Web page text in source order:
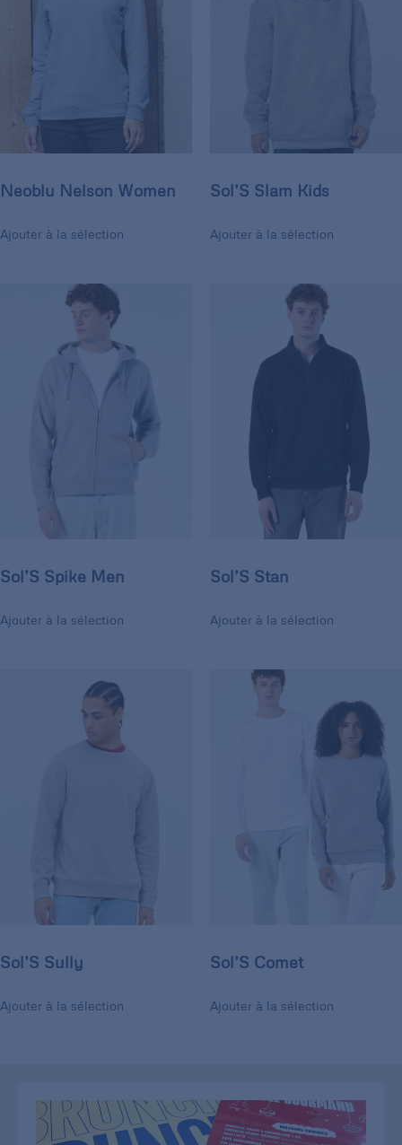
Neoblu Nelson Women
Ajouter à la sélection
Sol’S Slam Kids
Ajouter à la sélection
Sol’S Spike Men
Ajouter à la sélection
Sol’S Stan
Ajouter à la sélection
Sol’S Sully
Ajouter à la sélection
Sol’S Comet
Ajouter à la sélection